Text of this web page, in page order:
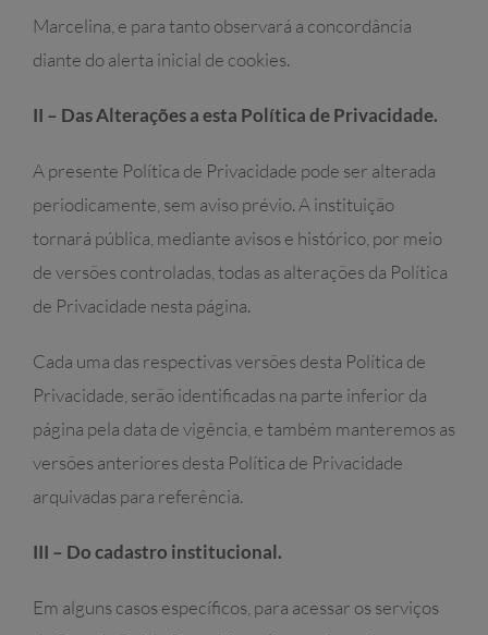
Marcelina, e para tanto observará a concordância
diante do alerta inicial de cookies.
II – Das Alterações a esta Política de Privacidade.
A presente Política de Privacidade pode ser alterada
periodicamente, sem aviso prévio. A instituição
tornará pública, mediante avisos e histórico, por meio
de versões controladas, todas as alterações da Política
de Privacidade nesta página.
Cada uma das respectivas versões desta Política de
Privacidade, serão identificadas na parte inferior da
página pela data de vigência, e também manteremos as
versões anteriores desta Política de Privacidade
arquivadas para referência.
III – Do cadastro institucional.
Em alguns casos específicos, para acessar os serviços